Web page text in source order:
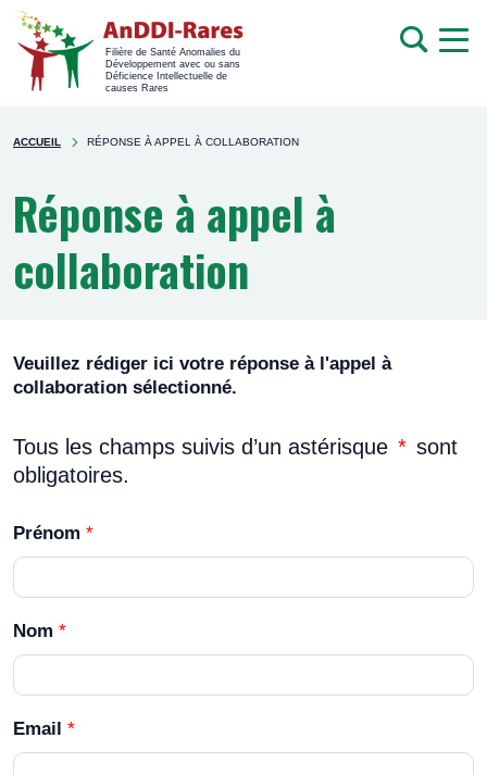
Filière de Santé Anomalies du
Développement avec ou sans
Déficience Intellectuelle de
causes Rares
Rechercher
sur
You're
ACCUEIL RÉPONSE À APPEL À COLLABORATION
Réponse à appel à
collaboration
Veuillez rédiger ici votre réponse à l'appel à
collaboration sélectionné.
Tous les champs suivis d’un astérisque * sont
obligatoires.
Prénom *
Nom *
Email *